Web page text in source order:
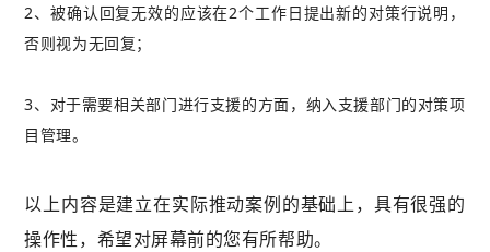
2、被确认回复无效的应该在2个工作日提出新的对策行说明，
否则视为无回复；
3、对于需要相关部门进行支援的方面，纳入支援部门的对策项
目管理。
以上内容是建立在实际推动案例的基础上，具有很强的
操作性，希望对屏幕前的您有所帮助。